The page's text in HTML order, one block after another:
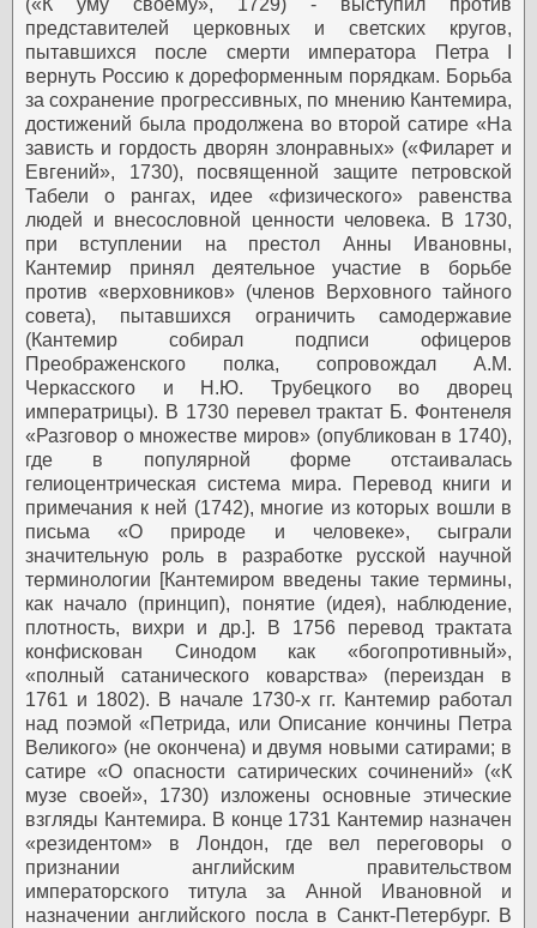
(«К уму своему», 1729) - выступил против
представителей церковных и светских кругов,
пытавшихся после смерти императора Петра I
вернуть Россию к дореформенным порядкам. Борьба
за сохранение прогрессивных, по мнению Кантемира,
достижений была продолжена во второй сатире «На
зависть и гордость дворян злонравных» («Филарет и
Евгений», 1730), посвященной защите петровской
Табели о рангах, идее «физического» равенства
людей и внесословной ценности человека. В 1730,
при вступлении на престол Анны Ивановны,
Кантемир принял деятельное участие в борьбе
против «верховников» (членов Верховного тайного
совета), пытавшихся ограничить самодержавие
(Кантемир собирал подписи офицеров
Преображенского полка, сопровождал A.M.
Черкасского и Н.Ю. Трубецкого во дворец
императрицы). В 1730 перевел трактат Б. Фонтенеля
«Разговор о множестве миров» (опубликован в 1740),
где в популярной форме отстаивалась
гелиоцентрическая система мира. Перевод книги и
примечания к ней (1742), многие из которых вошли в
письма «О природе и человеке», сыграли
значительную роль в разработке русской научной
терминологии [Кантемиром введены такие термины,
как начало (принцип), понятие (идея), наблюдение,
плотность, вихри и др.]. В 1756 перевод трактата
конфискован Синодом как «богопротивный»,
«полный сатанического коварства» (переиздан в
1761 и 1802). В начале 1730-х гг. Кантемир работал
над поэмой «Петрида, или Описание кончины Петра
Великого» (не окончена) и двумя новыми сатирами; в
сатире «О опасности сатирических сочинений» («К
музе своей», 1730) изложены основные этические
взгляды Кантемира. В конце 1731 Кантемир назначен
«резидентом» в Лондон, где вел переговоры о
признании английским правительством
императорского титула за Анной Ивановной и
назначении английского посла в Санкт-Петербург. В